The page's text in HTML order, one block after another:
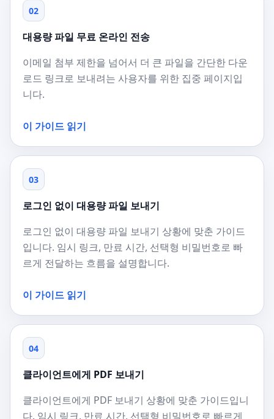
02
대용량 파일 무료 온라인 전송
이메일 첨부 제한을 넘어서 더 큰 파일을 간단한 다운
로드 링크로 보내려는 사용자를 위한 집중 페이지입
니다.
이 가이드 읽기
03
로그인 없이 대용량 파일 보내기
로그인 없이 대용량 파일 보내기 상황에 맞춘 가이드
입니다. 임시 링크, 만료 시간, 선택형 비밀번호로 빠
르게 전달하는 흐름을 설명합니다.
이 가이드 읽기
04
클라이언트에게 PDF 보내기
클라이언트에게 PDF 보내기 상황에 맞춘 가이드입니
다. 임시 링크, 만료 시간, 선택형 비밀번호로 빠르게